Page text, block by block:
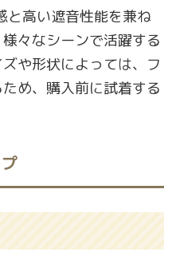
と高い遮音性能を兼ね
々なシーンで活躍する
や形状によっては、フ
め、購入前に試着する